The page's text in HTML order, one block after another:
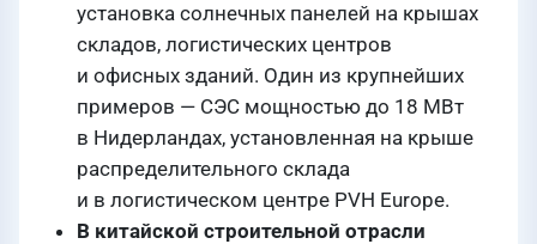
установка солнечных панелей на крышах
складов, логистических центров
и офисных зданий. Один из крупнейших
примеров — СЭС мощностью до 18 МВт
в Нидерландах, установленная на крыше
распределительного склада
и в логистическом центре PVH Europe.
В китайской строительной отрасли